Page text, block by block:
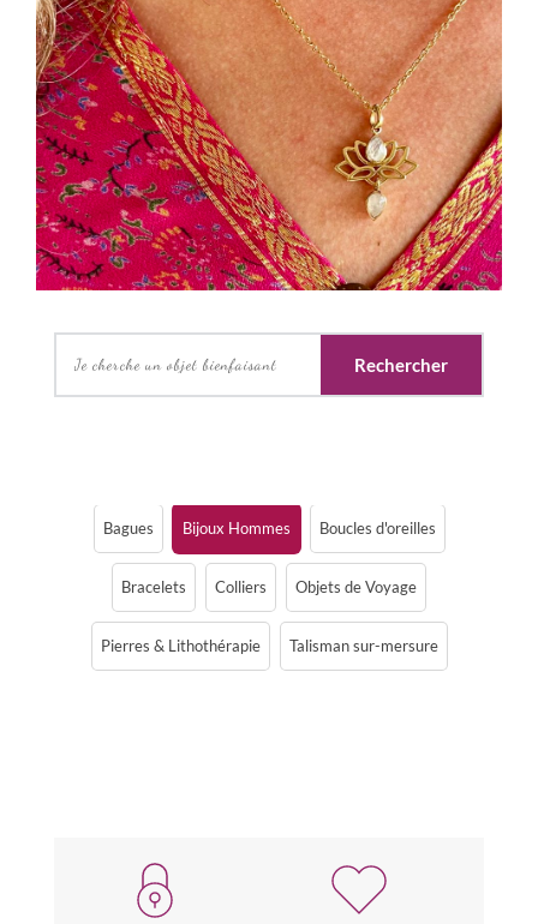
Rechercher
Bagues Bijoux Hommes Boucles d'oreilles
Bracelets Colliers Objets de Voyage
Pierres & Lithothérapie Talisman sur-mersure